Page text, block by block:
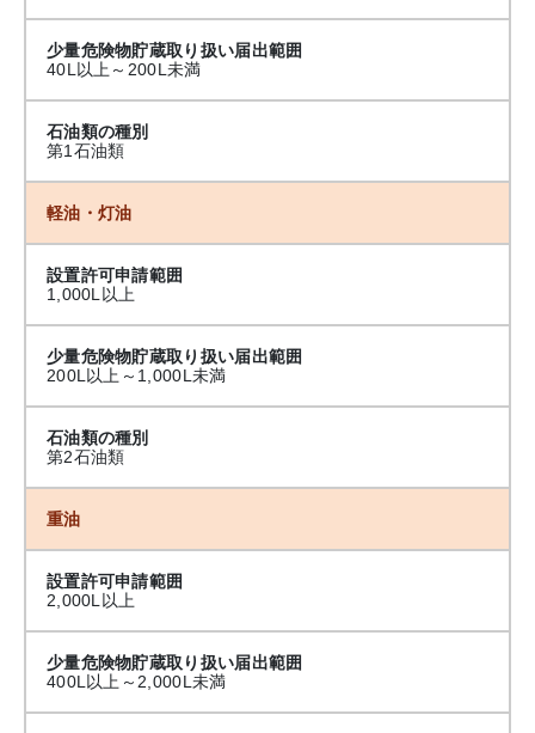
少量危険物貯蔵取り扱い届出範囲
40L以上～200L未満
石油類の種別
第1石油類
軽油・灯油
設置許可申請範囲
1,000L以上
少量危険物貯蔵取り扱い届出範囲
200L以上～1,000L未満
石油類の種別
第2石油類
重油
設置許可申請範囲
2,000L以上
少量危険物貯蔵取り扱い届出範囲
400L以上～2,000L未満